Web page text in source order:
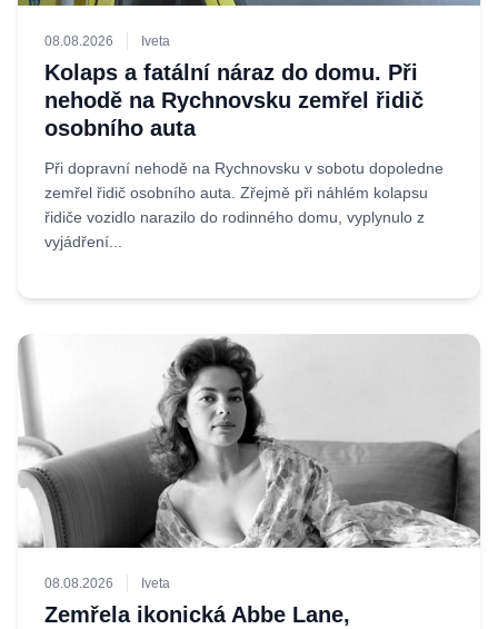
08.08.2026 Iveta
Kolaps a fatální náraz do domu. Při
nehodě na Rychnovsku zemřel řidič
osobního auta
Při dopravní nehodě na Rychnovsku v sobotu dopoledne
zemřel řidič osobního auta. Zřejmě při náhlém kolapsu
řidiče vozidlo narazilo do rodinného domu, vyplynulo z
vyjádření...
08.08.2026 Iveta
Zemřela ikonická Abbe Lane,